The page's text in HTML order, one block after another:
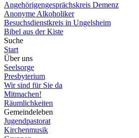
Angehörigengesprächskreis Demenz
Anonyme Alkoholiker
Besuchsdienstkreis in Ungelsheim
Bibel aus der Kiste
Suche
Start
Über uns
Seelsorge
Presbyterium
Wir sind für Sie da
Mitmachen!
Räumlichkeiten
Gemeindeleben
Jugendpastorat
Kirchenmusik